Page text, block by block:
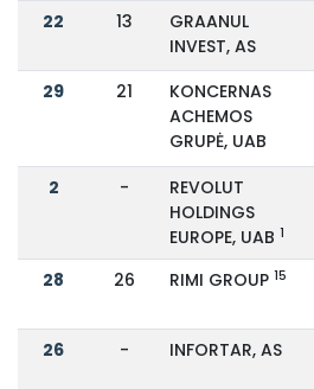
22 13
GRAANUL
INVEST, AS
29 21
KONCERNAS
ACHEMOS
GRUPĖ, UAB
2 -
REVOLUT
HOLDINGS
EUROPE, UAB 1
28 26 RIMI GROUP 15
26 - INFORTAR, AS